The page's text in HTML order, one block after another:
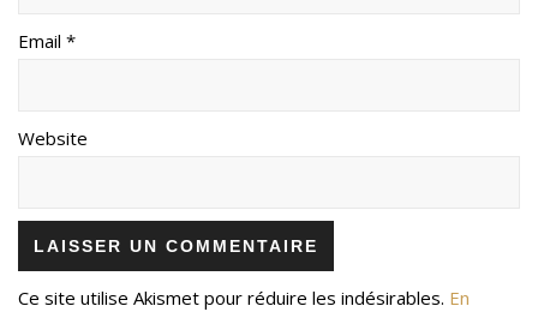
Email *
Website
Ce site utilise Akismet pour réduire les indésirables. En